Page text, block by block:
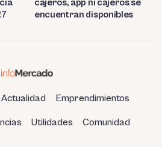
cajeros, app ni cajeros se
encuentran disponibles
Actualidad Emprendimientos
Utilidades Comunidad